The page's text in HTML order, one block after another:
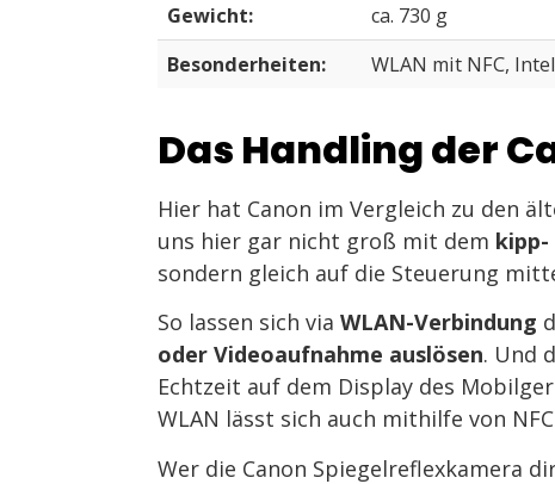
Gewicht:
ca. 730 g
Besonderheiten:
WLAN mit NFC,
Das Handling der
Hier hat Canon im Vergleich zu den
uns hier gar nicht groß mit dem kipp-
sondern gleich auf die Steuerung
So lassen sich via WLAN-Verbindung
oder Videoaufnahme auslösen. Und
Echtzeit auf dem Display des
WLAN lässt sich auch mithilfe von
Wer die Canon Spiegelreflexkamera